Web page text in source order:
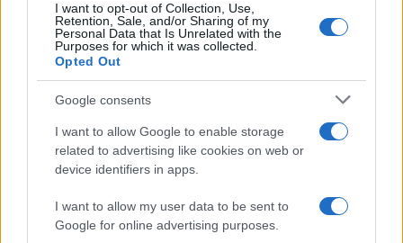
I want to opt-out of Collection, Use,
Retention, Sale, and/or Sharing of my
Personal Data that Is Unrelated with the
Purposes for which it was collected.
Opted Out
Google consents
I want to allow Google to enable storage
related to advertising like cookies on web or
device identifiers in apps.
I want to allow my user data to be sent to
Google for online advertising purposes.
takmičenje.
- Marko se sam prijavio u Pinkove zvezdice i niko
od porodice ništa nije znao. Jednoga dana nazvao
je svoju mamu i kazao "Mama ja sam nešto
napravio". Njegova mama se prepala i pitala ga što
je napravio, no on joj je kazao samo da dođe kući.
Kada je došla kući Marko joj je kazao da se prijavio
kako misli to izvesti, s obzirom da rade i ona, a i
njegov otac, a Marko je odgovorio da će zovnuti